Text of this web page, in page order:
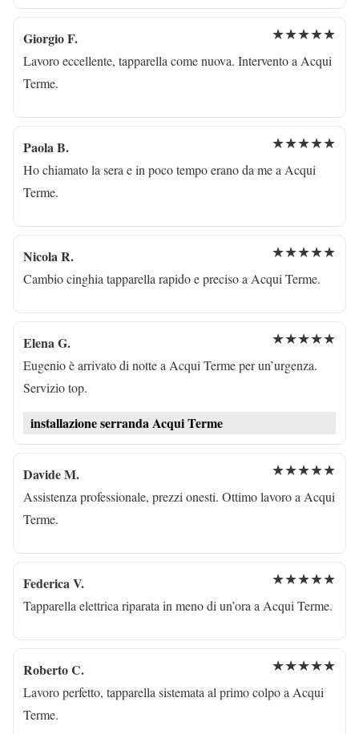
Giorgio F. ★★★★★
Lavoro eccellente, tapparella come nuova. Intervento a Acqui
Terme.
Paola B. ★★★★★
Ho chiamato la sera e in poco tempo erano da me a Acqui
Terme.
Nicola R. ★★★★★
Cambio cinghia tapparella rapido e preciso a Acqui Terme.
Elena G. ★★★★★
Eugenio è arrivato di notte a Acqui Terme per un’urgenza.
Servizio top.
installazione serranda Acqui Terme
Davide M. ★★★★★
Assistenza professionale, prezzi onesti. Ottimo lavoro a Acqui
Terme.
Federica V. ★★★★★
Tapparella elettrica riparata in meno di un’ora a Acqui Terme.
Roberto C. ★★★★★
Lavoro perfetto, tapparella sistemata al primo colpo a Acqui
Terme.